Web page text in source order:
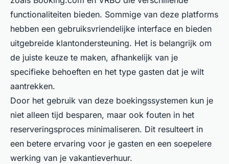
functionaliteiten bieden. Sommige van deze platforms
hebben een gebruiksvriendelijke interface en bieden
uitgebreide klantondersteuning. Het is belangrijk om
de juiste keuze te maken, afhankelijk van je
specifieke behoeften en het type gasten dat je wilt
aantrekken.
Door het gebruik van deze boekingssystemen kun je
niet alleen tijd besparen, maar ook fouten in het
reserveringsproces minimaliseren. Dit resulteert in
een betere ervaring voor je gasten en een soepelere
werking van je vakantieverhuur.